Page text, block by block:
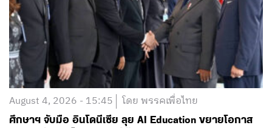
August 4, 2026 - 15:45 โดย พรรคเพื่อไทย
ศึกษาฯ จับมือ อินโดนีเซีย ลุย AI Education ขยายโอกาส